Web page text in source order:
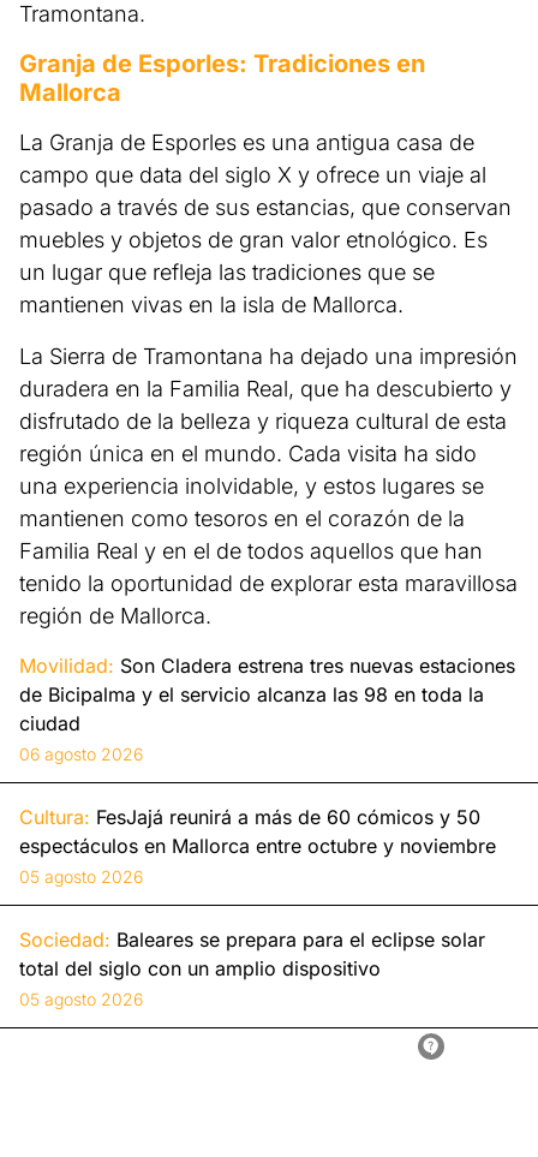
Tramontana.
Granja de Esporles: Tradiciones en
Mallorca
La Granja de Esporles es una antigua casa de
campo que data del siglo X y ofrece un viaje al
pasado a través de sus estancias, que conservan
muebles y objetos de gran valor etnológico. Es
un lugar que refleja las tradiciones que se
mantienen vivas en la isla de Mallorca.
La Sierra de Tramontana ha dejado una impresión
duradera en la Familia Real, que ha descubierto y
disfrutado de la belleza y riqueza cultural de esta
región única en el mundo. Cada visita ha sido
una experiencia inolvidable, y estos lugares se
mantienen como tesoros en el corazón de la
Familia Real y en el de todos aquellos que han
tenido la oportunidad de explorar esta maravillosa
región de Mallorca.
Movilidad: Son Cladera estrena tres nuevas estaciones
de Bicipalma y el servicio alcanza las 98 en toda la
ciudad
06 agosto 2026
Cultura: FesJajá reunirá a más de 60 cómicos y 50
espectáculos en Mallorca entre octubre y noviembre
05 agosto 2026
Sociedad: Baleares se prepara para el eclipse solar
total del siglo con un amplio dispositivo
05 agosto 2026